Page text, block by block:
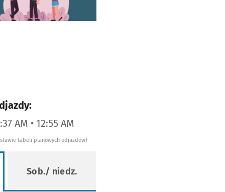
AM • 12:55 AM
tabeli planowych odjazdów)
Sob./ niedz.